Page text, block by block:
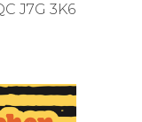
J7G 3K6